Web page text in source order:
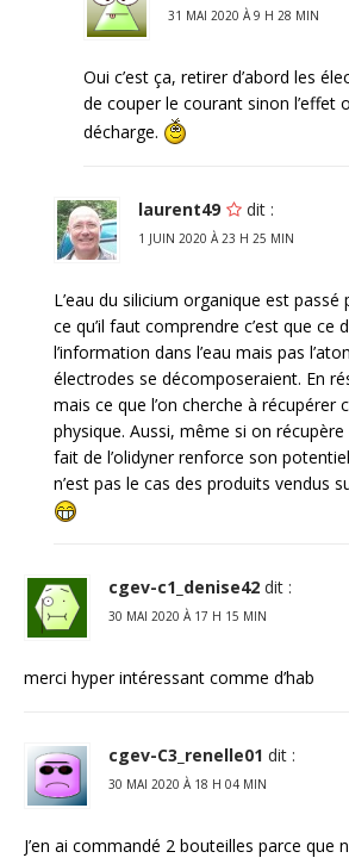
31 MAI 2020 À 9 H 28 MIN
Oui c’est ça, retirer d’abord les
de couper le courant sinon l’effet
décharge.
laurent49 dit :
1 JUIN 2020 À 23 H 25 MIN
L’eau du silicium organique est passé
ce qu’il faut comprendre c’est que ce
l’information dans l’eau mais pas
électrodes se décomposeraient. En
mais ce que l’on cherche à récupérer
physique. Aussi, même si on
fait de l’olidyner renforce son potentiel
n’est pas le cas des produits vendus
cgev-c1_denise42 dit :
30 MAI 2020 À 17 H 15 MIN
merci hyper intéressant comme d’hab
cgev-C3_renelle01 dit :
30 MAI 2020 À 18 H 04 MIN
J’en ai commandé 2 bouteilles parce que